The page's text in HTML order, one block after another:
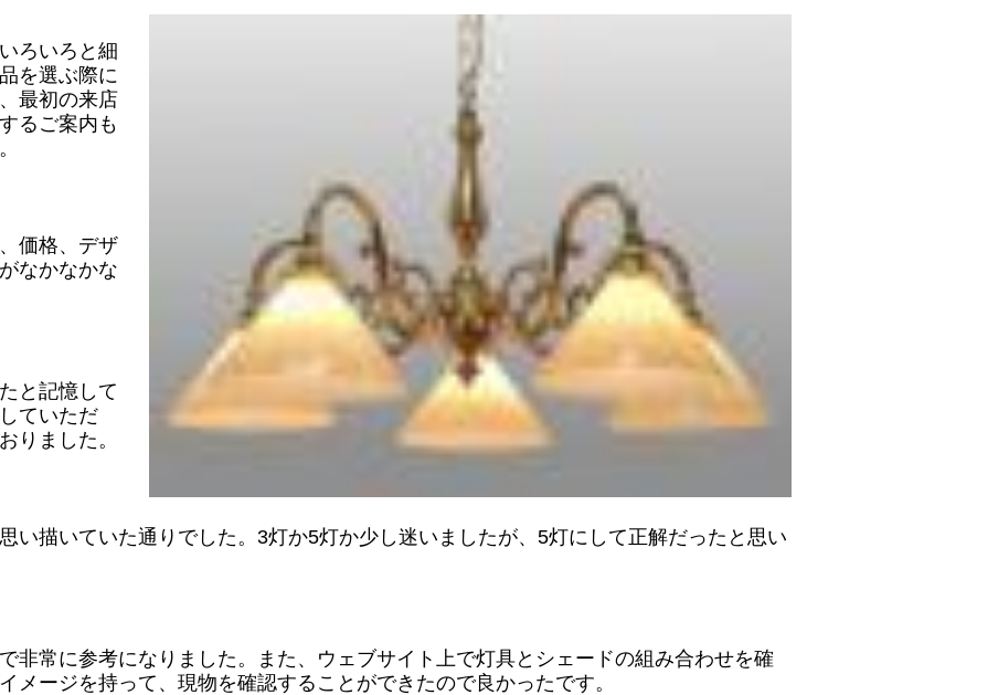
ろいろと細
を選ぶ際に
最初の来店
るご案内も
価格、デザ
なかなかな
と記憶して
ていただ
りました。
い描いていた通りでした。3灯か5灯か少し迷いましたが、5灯にして正解だったと思い
非常に参考になりました。また、ウェブサイト上で灯具とシェードの組み合わせを確
メージを持って、現物を確認することができたので良かったです。